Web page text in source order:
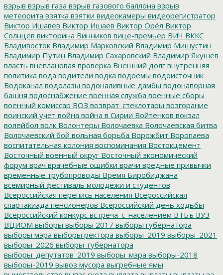
взрыв взрыв газа взрыв газового баллона взрыв
метеорита взятка взятки видеокамеры видеорегистратор
Виктор Ишавев Виктор Ишаев Виктор Орёл Виктор
Солнцев викторина Винников вице-премьер ВИЧ ВККС
Владивосток Владимир Марковский Владимир Мишустин
Владимир Путин Владимир Сахаровский Владимир Якушев
власть внеплановая проверка Внешний долг внутренняя
политика вода водители водка водоемы водоисточник
Водоканал водолазы водоналивные дамбы водонапорная
башня водоснабжение военная служба военные сборы
военный комиссар ВОЗ возврат_стеклотары возгорание
воинский учет война война в Сирии Войтенков вокзал
волейбол волк Волонтеры Волочаевка Волочаевская битва
Волочаевский бой вольная борьба Ворожбит Воропаева
воспитательная колония воспоминания Востокцемент
Восточный военный округ Восточный экономический
форум врач врачебные ошибки врачи вредные привычки
временные трубопроводы Время Биробиджана
всемирный фестиваль молодежи и студентов
Всероссийская перепись населения Всероссийская
спартакиада пенсионеров Всероссийский день ходьбы
Всероссийский конкурс встреча_с_населением ВТБъ ВУЗ
ВЦИОМ выборы выборы 2017 выборы губернатора
выборы мэра выборы ректора выборы_2019 выборы_2021
выборы_2026 выборы_губернатора
выборы_депутатов_2019 выборы_мэра выборы-2018
выборы-2019 вывоз мусора выгребные ямы